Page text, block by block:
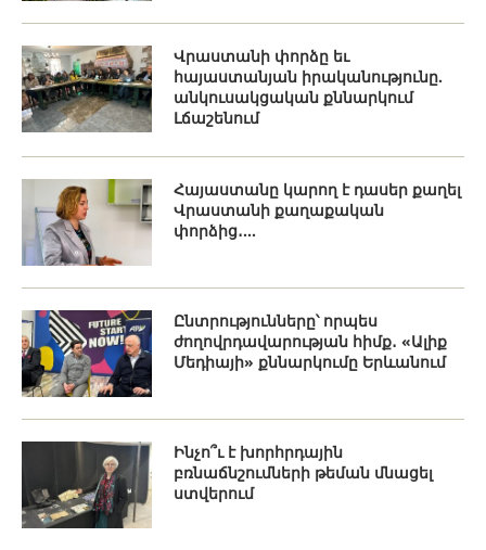
Վրաստանի փորձը եւ
հայաստանյան իրականությունը.
անկուսակցական քննարկում
Լճաշենում
Հայաստանը կարող է դասեր քաղել
Վրաստանի քաղաքական
փորձից․...
Ընտրությունները՝ որպես
ժողովրդավարության հիմք․ «Ալիք
Մեդիայի» քննարկումը Երևանում
Ինչո՞ւ է խորհրդային
բռնաճնշումների թեման մնացել
ստվերում